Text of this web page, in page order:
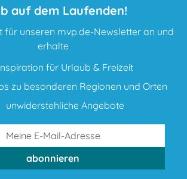
auf dem Laufenden!
für unseren mvp.de-Newsletter an und
erhalte
für Urlaub & Freizeit
zu besonderen Regionen und Orten
unwiderstehliche Angebote
abonnieren